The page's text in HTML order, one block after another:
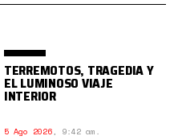
TERREMOTOS, TRAGEDIA Y
EL LUMINOSO VIAJE
INTERIOR
5 Ago 2026, 9:42 am.